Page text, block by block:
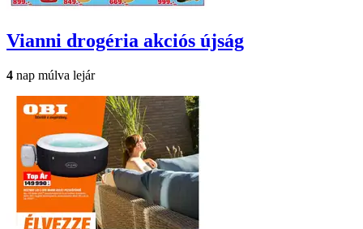
Vianni drogéria akciós újság
4 nap múlva lejár